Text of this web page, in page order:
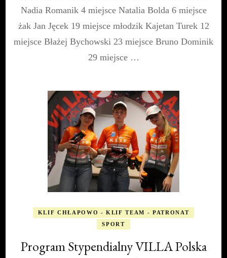
Nadia Romanik 4 miejsce Natalia Bolda 6 miejsce
żak Jan Jęcek 19 miejsce młodzik Kajetan Turek 12
miejsce Błażej Bychowski 23 miejsce Bruno Dominik
29 miejsce …
KLIF CHŁAPOWO - KLIF TEAM - PATRONAT
SPORT
Program Stypendialny VILLA Polska